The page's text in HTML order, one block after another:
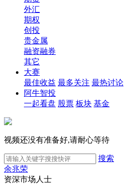
外汇
期权
创投
贵金属
融资融券
其它
大赛
最佳收益 最多关注 最热讨论
阿牛智投
一起看盘 股票 板块 基金
视频还没有准备好,请耐心等待
搜索
余兆荣
资深市场人士